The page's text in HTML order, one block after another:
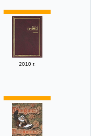
2010 г.